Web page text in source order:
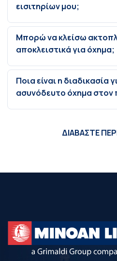
εισιτηρίων μου;
Μπορώ να κλείσω
αποκλειστικά για όχημα;
Ποια είναι η διαδικασία
ασυνόδευτο όχημα στον
ΔΙΑΒΑΣΤΕ